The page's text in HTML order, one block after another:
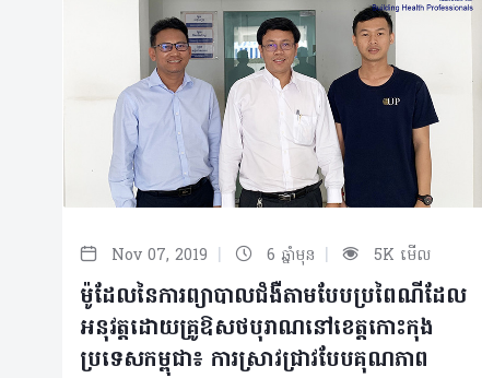
Nov 07, 2019 | 6 ឆ្នាំមុន | 5K មើល
ម៉ូដែលនៃការព្យាបាលជំងឺតាមបែបប្រពៃណីដែល
អនុវត្តដោយគ្រូឱសថបុរាណនៅខេត្ដកោះកុង
ប្រទេសកម្ពុជា៖ ការស្រាវជ្រាវបែបគុណភាព